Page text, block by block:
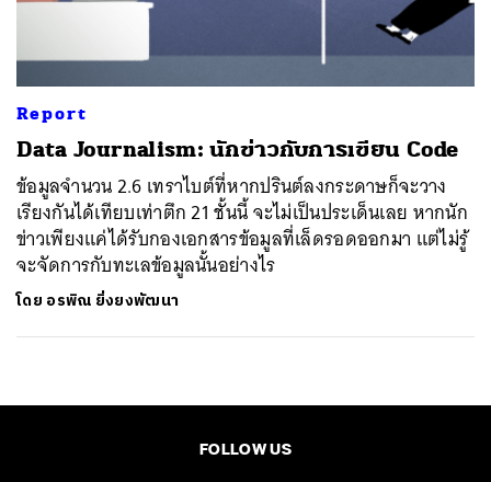
Report
Data Journalism: นักข่าวกับการเขียน Code
ข้อมูลจำนวน 2.6 เทราไบต์ที่หากปรินต์ลงกระดาษก็จะวาง
เรียงกันได้เทียบเท่าตึก 21 ชั้นนี้ จะไม่เป็นประเด็นเลย หากนัก
ข่าวเพียงแค่ได้รับกองเอกสารข้อมูลที่เล็ดรอดออกมา แต่ไม่รู้
จะจัดการกับทะเลข้อมูลนั้นอย่างไร
โดย อรพิณ ยิ่งยงพัฒนา
FOLLOW US
SHARE TWEET LINE EMAIL